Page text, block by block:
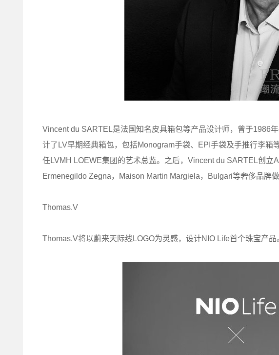
Vincent du SARTEL是法国知名皮具箱包等产品设计师，曾于1986
计了LV早期经典箱包，包括Monogram手袋、EPI手袋及手推行李箱
任LVMH LOEWE集团的艺术总监。之后，Vincent du SARTEL创立
Ermenegildo Zegna，Maison Martin Margiela，Bulgari等奢侈品牌做
Thomas.V
Thomas.V将以蔚来天际线LOGO为灵感，设计NIO Life首个珠宝产品